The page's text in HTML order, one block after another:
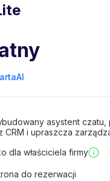
asystent czatu,
CRM i upraszcza
dla właściciela firmy
do rezerwacji